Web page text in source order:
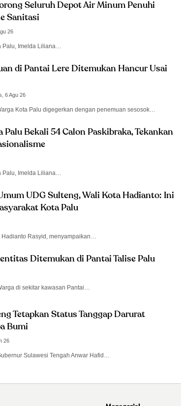
Seluruh Depot Air Minum Penuhi
Sanitasi
26
Palu, Imelda Liliana…
di Pantai Lere Ditemukan Hancur Usai
6 Agu 26
Kota Palu digegerkan dengan penemuan sesosok…
Palu Bekali 54 Calon Paskibraka, Tekankan
Palu, Imelda Liliana…
UDG Sulteng, Wali Kota Hadianto: Ini
Kota Palu
Hadianto Rasyid, menyampaikan…
Ditemukan di Pantai Talise Palu
di sekitar kawasan Pantai…
Tetapkan Status Tanggap Darurat
Bumi
26
Sulawesi Tengah Anwar Hafid…